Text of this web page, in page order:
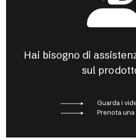
Hai bisogno di
sul
Guarda i
Prenota una